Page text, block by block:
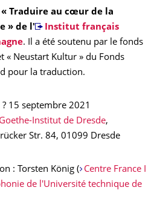
« Traduire au cœur de la
» de l'
Institut français
. Il a été soutenu par le fonds
« Neustart Kultur » du Fonds
pour la traduction.
? 15 septembre 2021
Goethe-Institut de Dresde,
Str. 84, 01099 Dresde
: Torsten König ( Centre France I
de l'Université technique de